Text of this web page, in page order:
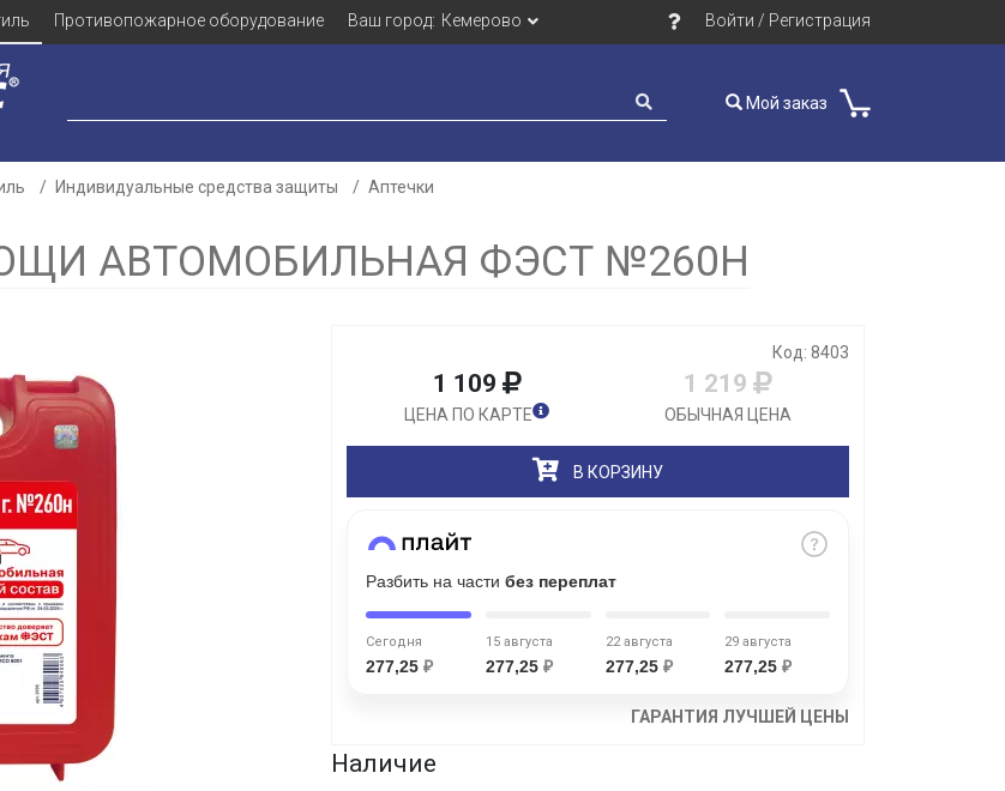
Противопожарное оборудование Ваш город: Кемерово Войти / Регистрация
Мой заказ
Индивидуальные средства защиты
Аптечки
АВТОМОБИЛЬНАЯ ФЭСТ №260Н
Код: 8403
1 109
ЦЕНА ПО КАРТЕ
1 219
ОБЫЧНАЯ ЦЕНА
В КОРЗИНУ
Разбить на части без переплат
Сегодня
277,25 ₽
15 августа
277,25 ₽
22 августа
277,25 ₽
29 августа
277,25₽
ГАРАНТИЯ ЛУЧШЕЙ ЦЕНЫ
Наличие
оплату
без переплат
платежей
товары